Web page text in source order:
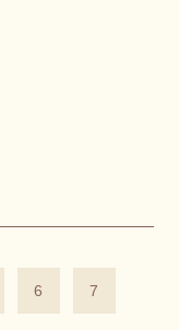
6 7